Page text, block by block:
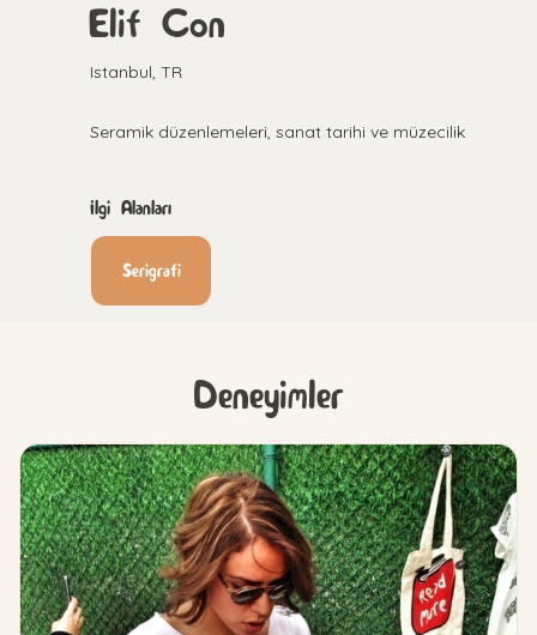
Elif Con
Istanbul, TR
Seramik düzenlemeleri, sanat tarihi ve müzecilik
İlgi Alanları
Serigrafi
Deneyimler